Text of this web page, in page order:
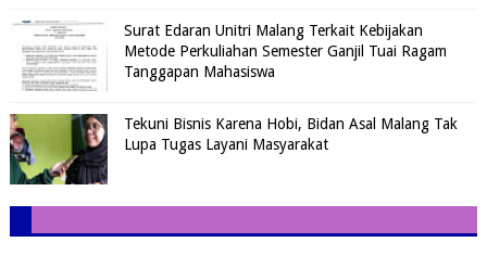
Surat Edaran Unitri Malang Terkait Kebijakan
Metode Perkuliahan Semester Ganjil Tuai Ragam
Tanggapan Mahasiswa
Tekuni Bisnis Karena Hobi, Bidan Asal Malang Tak
Lupa Tugas Layani Masyarakat